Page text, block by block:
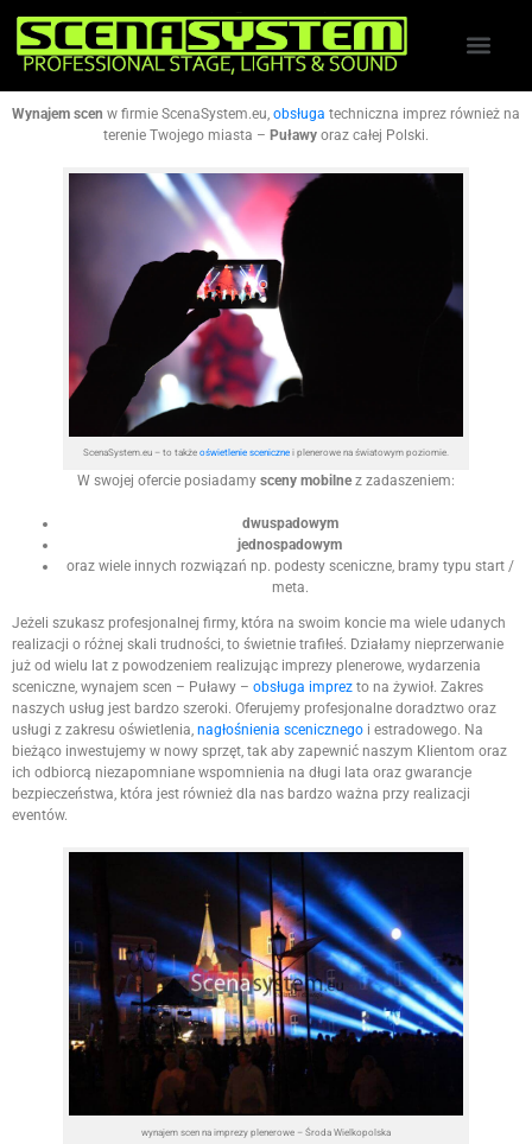
Wynajem scen w firmie ScenaSystem.eu, obsługa techniczna imprez również na
terenie Twojego miasta – Puławy oraz całej Polski.
ScenaSystem.eu – to także oświetlenie scenicznei plenerowe na światowym poziomie.
W swojej ofercie posiadamy sceny mobilne z zadaszeniem:
dwuspadowym
jednospadowym
oraz wiele innych rozwiązań np. podesty sceniczne, bramy typu start /
meta.
Jeżeli szukasz profesjonalnej firmy, która na swoim koncie ma wiele udanych
realizacji o różnej skali trudności, to świetnie trafiłeś. Działamy nieprzerwanie
już od wielu lat z powodzeniem realizując imprezy plenerowe, wydarzenia
sceniczne, wynajem scen – Puławy – obsługa imprez to na żywioł. Zakres
naszych usług jest bardzo szeroki. Oferujemy profesjonalne doradztwo oraz
usługi z zakresu oświetlenia, nagłośnienia scenicznego i estradowego. Na
bieżąco inwestujemy w nowy sprzęt, tak aby zapewnić naszym Klientom oraz
ich odbiorcą niezapomniane wspomnienia na długi lata oraz gwarancje
bezpieczeństwa, która jest również dla nas bardzo ważna przy realizacji
eventów.
wynajem scen na imprezy plenerowe – Środa Wielkopolska